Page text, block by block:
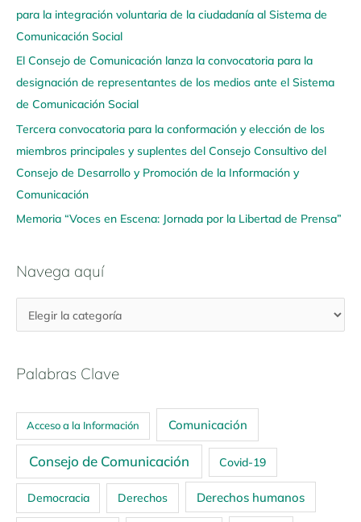
para la integración voluntaria de la ciudadanía al Sistema de
Comunicación Social
El Consejo de Comunicación lanza la convocatoria para la
designación de representantes de los medios ante el Sistema
de Comunicación Social
Tercera convocatoria para la conformación y elección de los
miembros principales y suplentes del Consejo Consultivo del
Consejo de Desarrollo y Promoción de la Información y
Comunicación
Memoria “Voces en Escena: Jornada por la Libertad de Prensa”
Navega aquí
a
a
q
u
í
Palabras Clave
Acceso a la Información Comunicación
Consejo de Comunicación Covid-19
Democracia Derechos Derechos humanos